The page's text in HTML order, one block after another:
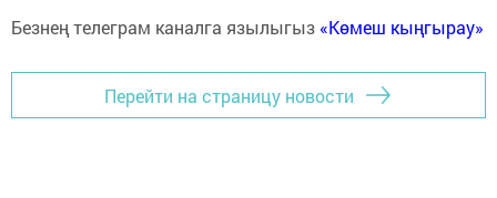
Безнең телеграм каналга язылыгыз «Көмеш кыңгырау»
Перейти на страницу новости